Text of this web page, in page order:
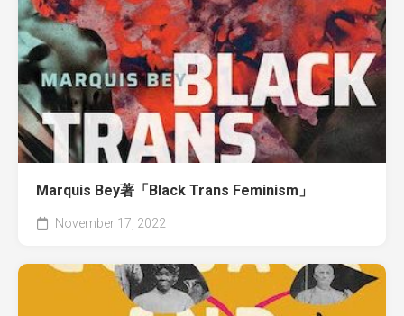
Marquis Bey著「Black Trans Feminism」
November 17, 2022